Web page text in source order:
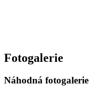
Fotogalerie
Náhodná fotogalerie